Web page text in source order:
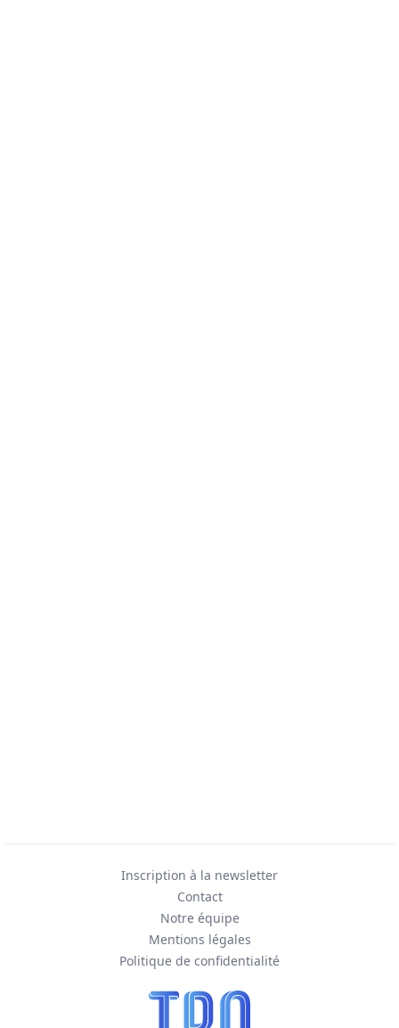
Inscription à la newsletter
Contact
Notre équipe
Mentions légales
Politique de confidentialité